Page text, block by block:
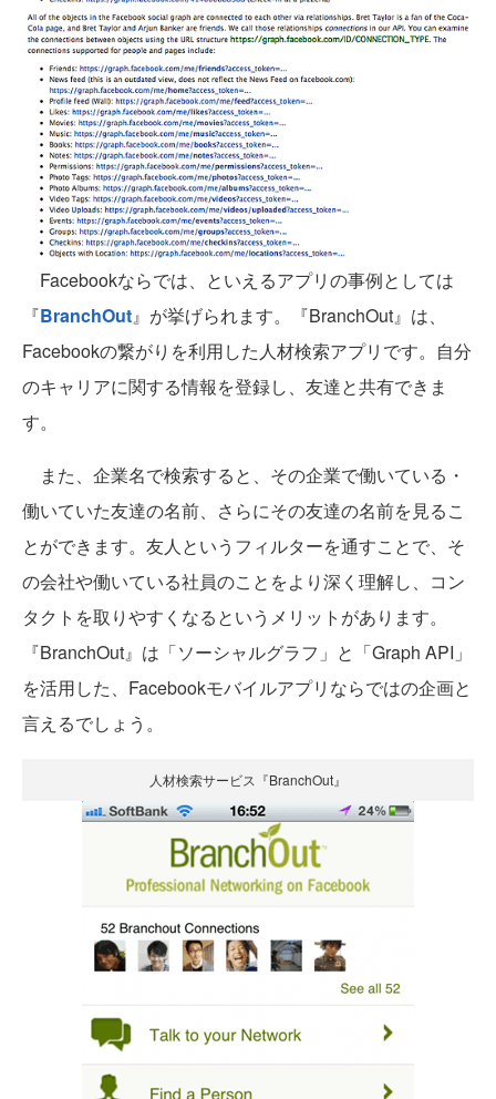
Facebookならでは、といえるアプリの事例としては
『BranchOut』が挙げられます。『BranchOut』は、
Facebookの繋がりを利用した人材検索アプリです。自分
のキャリアに関する情報を登録し、友達と共有できま
す。
また、企業名で検索すると、その企業で働いている・
働いていた友達の名前、さらにその友達の名前を見るこ
とができます。友人というフィルターを通すことで、そ
の会社や働いている社員のことをより深く理解し、コン
タクトを取りやすくなるというメリットがあります。
『BranchOut』は「ソーシャルグラフ」と「Graph API」
を活用した、Facebookモバイルアプリならではの企画と
言えるでしょう。
人材検索サービス『BranchOut』